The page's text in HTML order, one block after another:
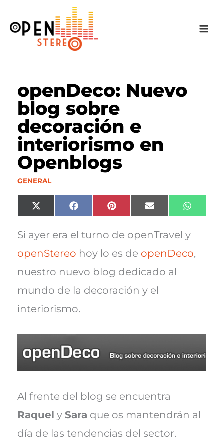
contenido
openDeco: Nuevo
blog sobre
decoración e
interiorismo en
Openblogs
GENERAL
Compartir
en
X
(
w
i
t
t
r
Compartir
en
F
a
e
b
o
o
Compartir
en
P
i
t
e
r
e
t
Compartir
en
E
m
i
en
W
h
A
p
Si ayer era el turno de openTravel y
openStereo hoy lo es de openDeco,
nuestro nuevo blog dedicado al
mundo de la decoración y el
interiorismo.
Al frente del blog se encuentra
Raquel y Sara que os mantendrán al
día de las tendencias del sector.